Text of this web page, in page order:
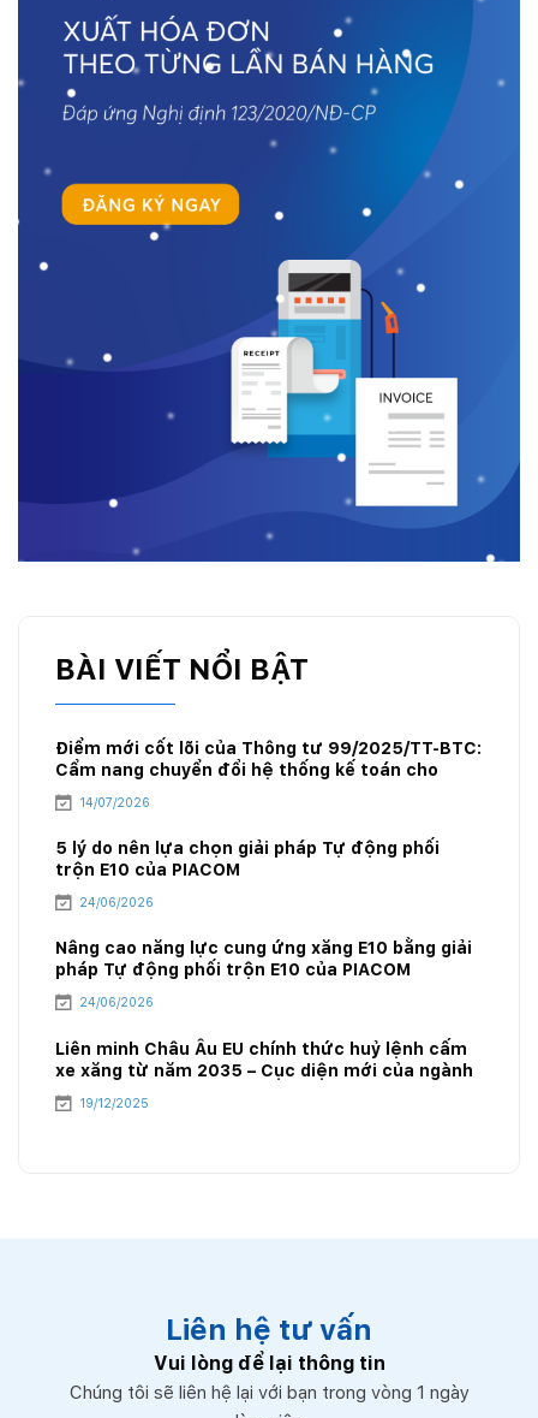
BÀI VIẾT NỔI BẬT
Điểm mới cốt lõi của Thông tư 99/2025/TT-BTC:
Cẩm nang chuyển đổi hệ thống kế toán cho
doanh nghiệp xăng dầu
14/07/2026
5 lý do nên lựa chọn giải pháp Tự động phối
trộn E10 của PIACOM
24/06/2026
Nâng cao năng lực cung ứng xăng E10 bằng giải
pháp Tự động phối trộn E10 của PIACOM
24/06/2026
Liên minh Châu Âu EU chính thức huỷ lệnh cấm
xe xăng từ năm 2035 – Cục diện mới của ngành
năng lượng
19/12/2025
Liên hệ tư vấn
Vui lòng để lại thông tin
Chúng tôi sẽ liên hệ lại với bạn trong vòng 1 ngày